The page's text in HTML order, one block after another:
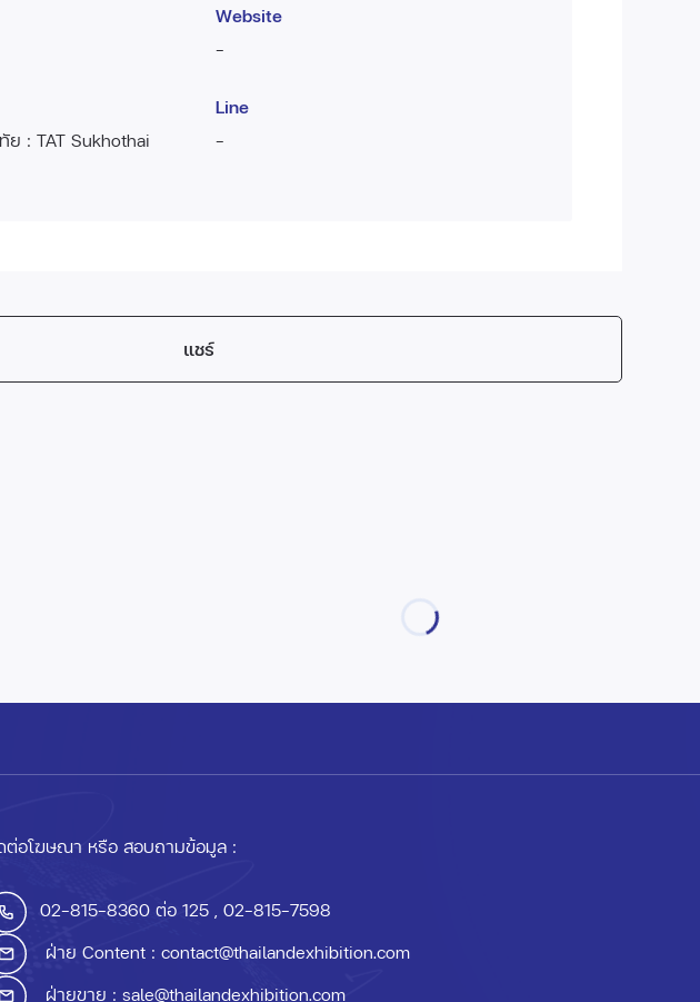
Website
-
ย : TAT Sukhothai
Line
-
แชร์
ต่อโฆษณา หรือ สอบถามข้อมูล :
02-815-8360 ต่อ 125 , 02-815-7598
ฝ่าย Content : contact@thailandexhibition.com
ฝ่ายขาย : sale@thailandexhibition.com